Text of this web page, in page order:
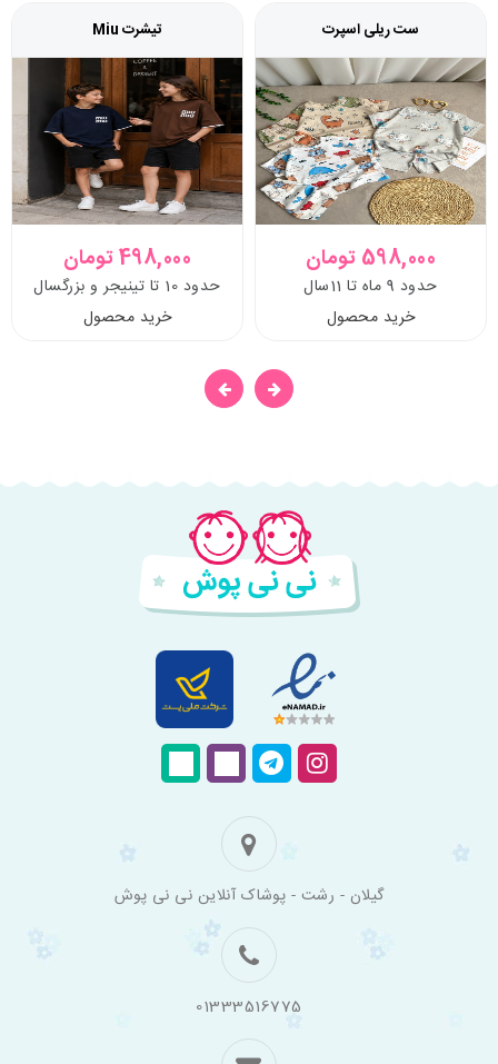
ست ریلی اسپرت
598,000 تومان
حدود 9 ماه تا 11سال
خرید محصول
تیشرت Miu
498,000 تومان
حدود 10 تا تینیجر و بزرگسال
خرید محصول
گیلان - رشت - پوشاک آنلاین نی نی پوش
01333516775